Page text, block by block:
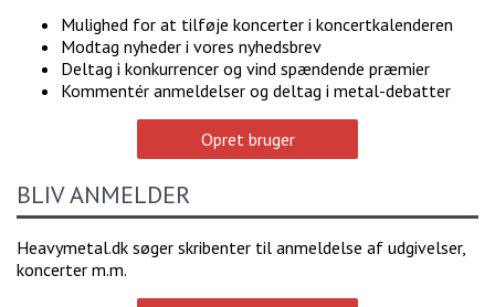
Mulighed for at tilføje koncerter i koncertkalenderen
Modtag nyheder i vores nyhedsbrev
Deltag i konkurrencer og vind spændende præmier
Kommentér anmeldelser og deltag i metal-debatter
Opret bruger
BLIV ANMELDER
Heavymetal.dk søger skribenter til anmeldelse af udgivelser,
koncerter m.m.